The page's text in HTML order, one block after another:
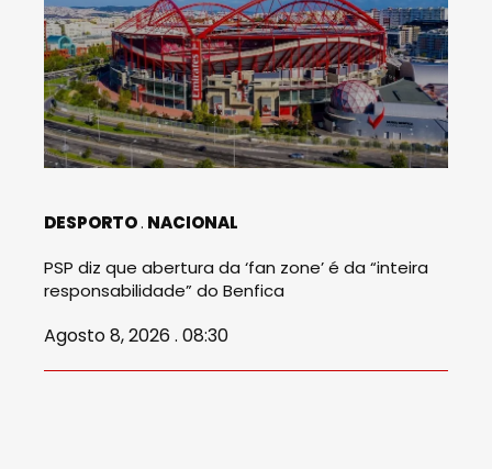
DESPORTO NACIONAL
PSP diz que abertura da ‘fan zone’ é da “inteira
responsabilidade” do Benfica
Agosto 8, 2026 . 08:30